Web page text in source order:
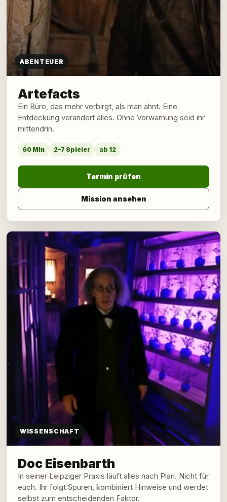
ABENTEUER
Artefacts
Ein Büro, das mehr verbirgt, als man ahnt. Eine
Entdeckung verändert alles. Ohne Vorwarnung seid ihr
mittendrin.
60 Min 2–7 Spieler ab 12
Termin prüfen
Mission ansehen
WISSENSCHAFT
Doc Eisenbarth
In seiner Leipziger Praxis läuft alles nach Plan. Nicht für
euch. Ihr folgt Spuren, kombiniert Hinweise und werdet
selbst zum entscheidenden Faktor.